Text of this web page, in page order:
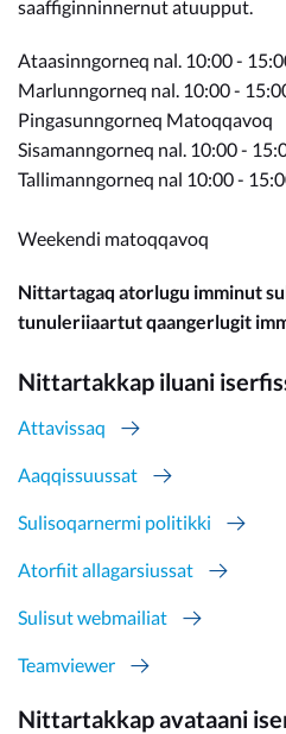
saaffiginninnernut atuupput.
Ataasinngorneq nal. 10:00 -
Marlunngorneq nal. 10:00 -
Pingasunngorneq Matoqqavoq
Sisamanngorneq nal. 10:00 -
Tallimanngorneq nal 10:00 -
Weekendi matoqqavoq
Nittartagaq atorlugu imminut
tunuleriiaartut qaangerlugit
Nittartakkap iluani
Attavissaq
Aaqqissuussat
Sulisoqarnermi politikki
Atorfiit allagarsiussat
Sulisut webmailiat
Teamviewer
Nittartakkap avataani